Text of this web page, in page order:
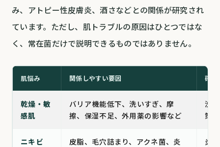
み、アトピー性皮膚炎、酒さなどとの関係が研究され
ています。ただし、肌トラブルの原因はひとつではな
く、常在菌だけで説明できるものではありません。
肌悩み 関係しやすい要因 確認
乾燥・敏
感肌
バリア機能低下、洗いすぎ、摩
擦、保湿不足、外用薬の影響など
洗
策
ニキビ
皮脂、毛穴詰まり、アクネ菌、炎
炎